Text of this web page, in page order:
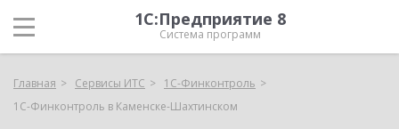
1С:Предприятие 8
Система программ
Главная Сервисы ИТС
1С-Финконтроль
1С-Финконтроль в Каменске-Шахтинском